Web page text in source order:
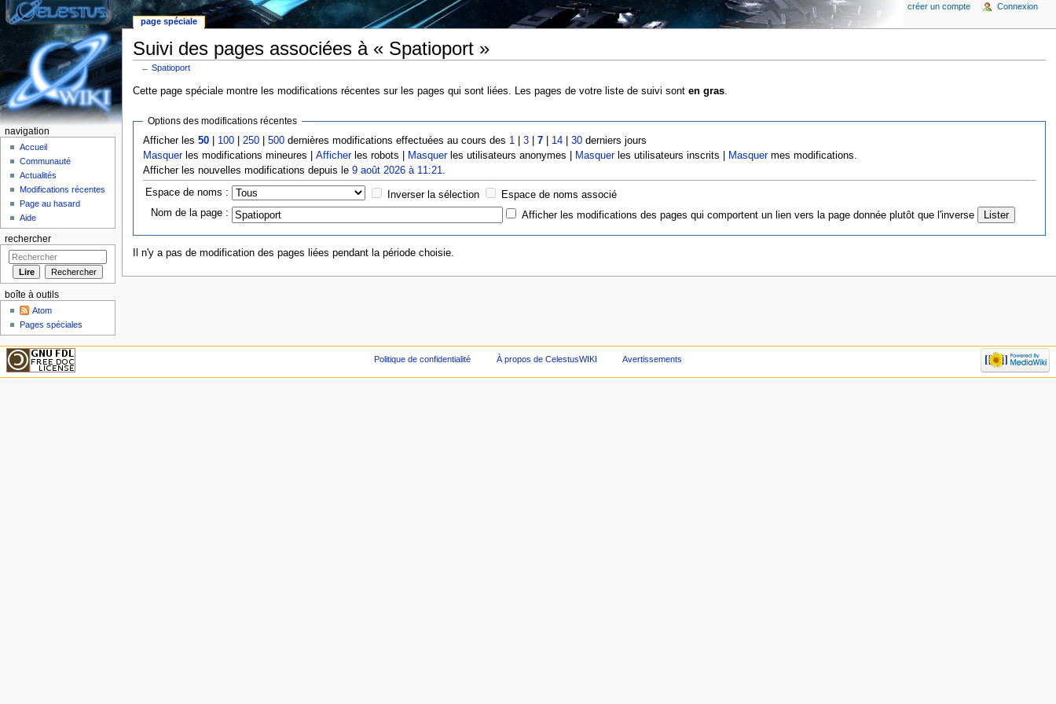
Suivi des pages associées à « Spatioport »
←Spatioport
Cette page spéciale montre les modifications récentes sur les pages qui sont liées. Les pages de votre liste de suivi sont en gras.
Options des modifications récentes
Afficher les50 100 250 |500 dernières modifications effectuées au cours des 1 |3 |7 14 |30 derniers jours
Masquerles modifications mineures |Afficherles robots | Masquerles utilisateurs anonymes | Masquerles utilisateurs inscrits | Masquermes modifications.
Afficher les nouvelles modifications depuis le9 août 2026 à 11:21
Espace de noms : Inverser la sélection
Espace de noms associé
Nom de la page :
Afficher les modifications des pages qui comportent un lien vers la page donnée plutôt que l'inverse
Il n'y a pas de modification des pages liées pendant la période choisie.
page spéciale
créer un compte Connexion
navigation
Accueil
Communauté
Actualités
Modifications récentes
Page au hasard
Aide
rechercher
boîte à outils
Atom
Pages spéciales
Politique de confidentialité À propos de CelestusWIKI Avertissements